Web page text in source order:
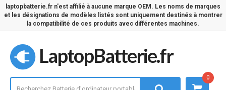
laptopbatterie.fr n'est affilié à aucune marque OEM. Les noms de marques
et les désignations de modèles listés sont uniquement destinés à montrer
la compatibilité de ces produits avec différentes machines.
LaptopBatterie.fr
0